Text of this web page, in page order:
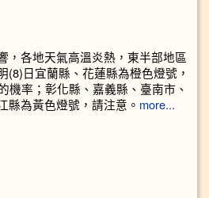
，各地天氣高溫炎熱，東半部地區
(8)日宜蘭縣、花蓮縣為橙色燈號，
機率；彰化縣、嘉義縣、臺南市、
縣為黃色燈號，請注意。 more...